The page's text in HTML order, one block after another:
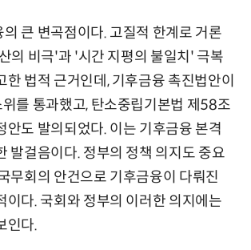
큰 변곡점이다. 고질적 한계로 거론
의 비극'과 '시간 지평의 불일치' 극복
한 법적 근거인데, 기후금융 촉진법안이
를 통과했고, 탄소중립기본법 제58조
안도 발의되었다. 이는 기후금융 본격
발걸음이다. 정부의 정책 의지도 중요
무회의 안건으로 기후금융이 다뤄진
이다. 국회와 정부의 이러한 의지에는
인다.